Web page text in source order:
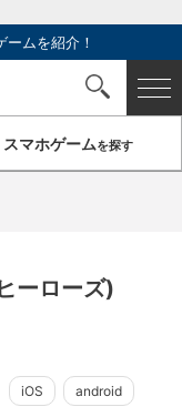
ムを紹介！
スマホゲームを探す
ーローズ)
iOS android